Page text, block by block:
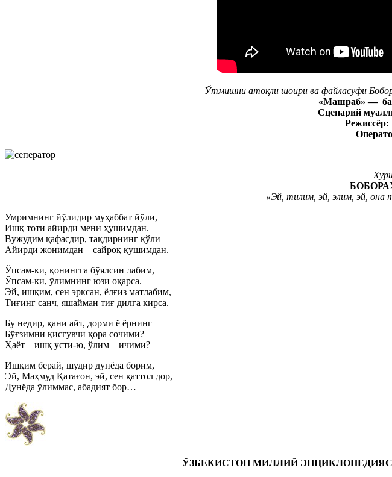
Ўтмишни атоқли шоири ва файласуфи
«Машраб» —
Сценарий
«Эй, тилим, эй, элим, эй, она
Умримнинг йўлидир муҳаббат йўли,
Ишқ тоти айирди мени ҳушимдан.
Вужудим қафасдир, тақдирнинг қўли
Айирди жонимдан – сайроқ қушимдан.
Ўпсам-ки, қонингга бўялсин лабим,
Ўпсам-ки, ўлимнинг юзи оқарса.
Эй, ишқим, сен эрксан, ёлғиз матлабим,
Тиғинг санч, яшайман тиғ дилга кирса.
Бу недир, қани айт, дорми ё ёрнинг
Бўғзимни қисгувчи қора сочими?
Ҳаёт – ишқ усти-ю, ўлим – ичими?
Ишқим берай, шудир дунёда борим,
Эй, Маҳмуд Қатағон, эй, сен қаттол дор,
Дунёда ўлиммас, абадият бор…
ЎЗБЕКИСТОН МИЛЛИЙ